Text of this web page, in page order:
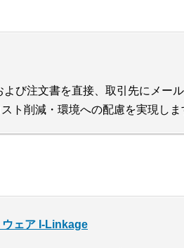
よび注文書を直接、取引先にメー
ト削減・環境への配慮を実現しま
ウェア I-Linkage